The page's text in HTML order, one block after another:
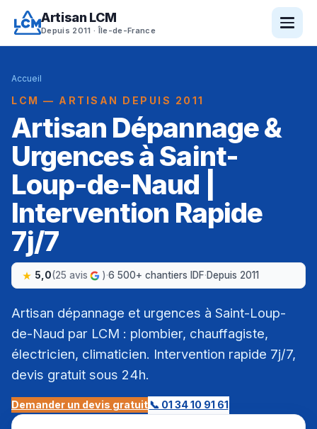
Artisan LCM
Depuis 2011 · Île-de-France
Accueil
LCM — ARTISAN DEPUIS 2011
Artisan Dépannage &
Urgences à Saint-
Loup-de-Naud |
Intervention Rapide
7j/7
5,0(25 avis )·6 500+ chantiers IDF·Depuis 2011
Artisan dépannage et urgences à Saint-Loup-
de-Naud par LCM : plombier, chauffagiste,
électricien, climaticien. Intervention rapide 7j/7,
devis gratuit sous 24h.
Demander un devis gratuit📞 01 34 10 91 61